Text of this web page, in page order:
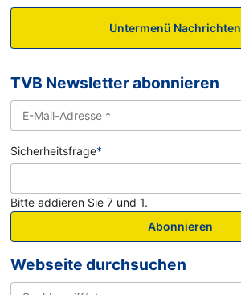
Untermenü Nachrichten
TVB Newsletter abonnieren
Sicherheitsfrage*
Bitte addieren Sie 7 und 1.
Abonnieren
Webseite durchsuchen